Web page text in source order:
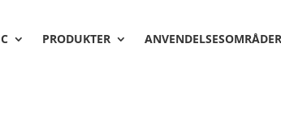
PRODUKTER ANVENDELSESOMRÅDER